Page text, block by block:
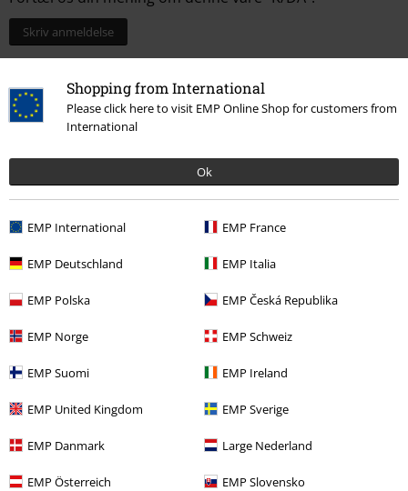
Shopping from International
Please click here to visit EMP Online Shop for customers from
International
Ok
EMP International EMP France
EMP Deutschland EMP Italia
EMP Polska EMP Česká Republika
EMP Norge EMP Schweiz
EMP Suomi EMP Ireland
EMP United Kingdom EMP Sverige
EMP Danmark Large Nederland
EMP Österreich EMP Slovensko
Skriv anmeldelse
Gaming Top gamingmerch League of Legends K/DA
Nyheder Tøj Hættetrøjer
Dame Exclusive
Underholdning
Dame Tøj Jumpere & Cardigans Hættetrøjer